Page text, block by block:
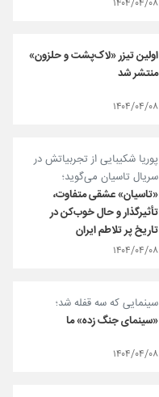
۱۴۰۴/۰۴/۰۸
اولین تیزر «لاک‌پشت و حلزون»
منتشر شد
۱۴۰۴/۰۴/۰۸
پوریا شکیبایی از تجربیاتش در
سریال تاسیان می‌گوید؛
«تاسیان» عشقی متفاوت،
تأثیرگذار و حال خوب‌کن در
تاریخ پر تلاطم ایران
۱۴۰۴/۰۴/۰۸
سینمایی که سه قفله شد؛
«سینمای جنگ ‌زده» ما
۱۴۰۴/۰۴/۰۸